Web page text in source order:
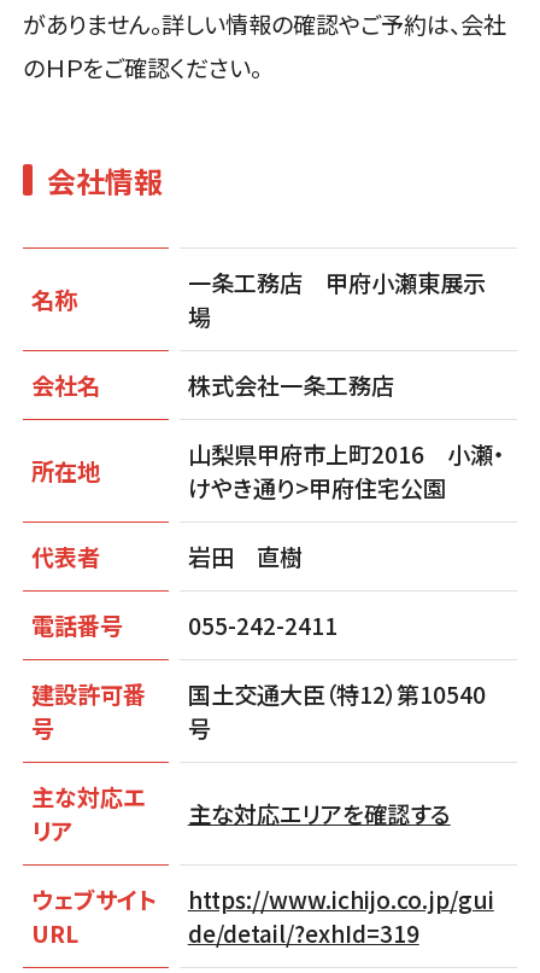
がありません。詳しい情報の確認やご予約は、会社
のＨＰをご確認ください。
会社情報
名称
一条工務店 甲府小瀬東展示
場
会社名 株式会社一条工務店
所在地
山梨県甲府市上町2016 小瀬・
けやき通り>甲府住宅公園
代表者 岩田 直樹
電話番号 055-242-2411
建設許可番
号
国土交通大臣（特12）第10540
号
主な対応エ
リア
主な対応エリアを確認する
ウェブサイト
URL
https://www.ichijo.co.jp/gui
de/detail/?exhId=319